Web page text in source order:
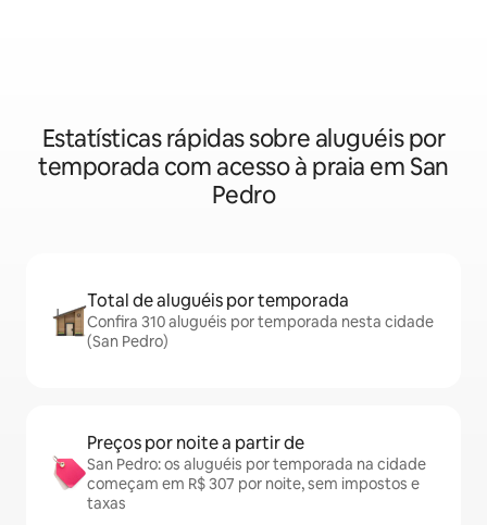
Estatísticas rápidas sobre aluguéis por
temporada com acesso à praia em San
Pedro
Total de aluguéis por temporada
Confira 310 aluguéis por temporada nesta cidade
(San Pedro)
Preços por noite a partir de
San Pedro: os aluguéis por temporada na cidade
começam em R$ 307 por noite, sem impostos e
taxas